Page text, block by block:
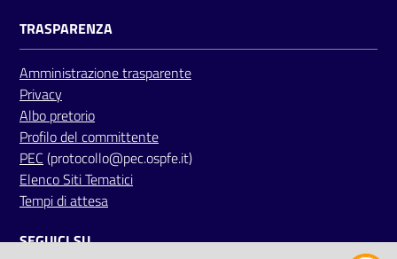
z
i
P
a
r
i
t
à
i
TRASPARENZA
Amministrazione trasparente
Privacy
Albo pretorio
Profilo del committente
PEC (protocollo@pec.ospfe.it)
Elenco Siti Tematici
Tempi di attesa
SEGUICI SU